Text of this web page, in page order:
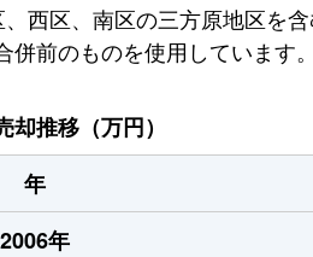
西区、南区の三方原地区を
前のものを使用しています。
推移（万円）
年
2006年